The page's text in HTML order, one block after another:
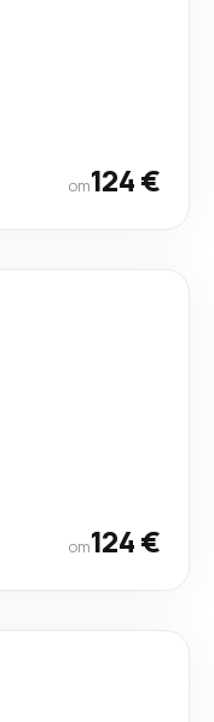
от124 €
от124 €